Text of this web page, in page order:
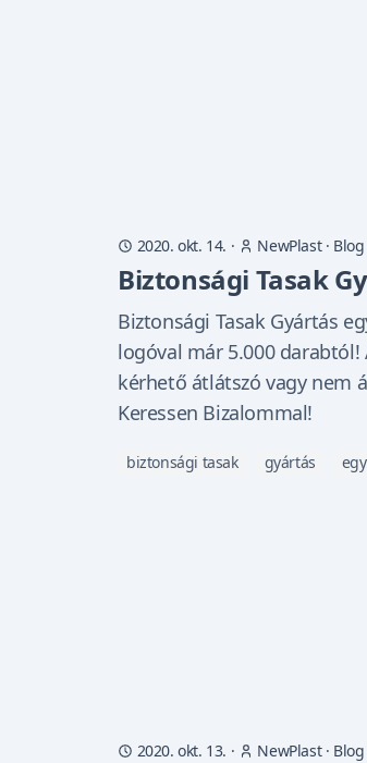
2020. okt. 14. · NewPlast· Blog
Biztonsági Tasak
Biztonsági Tasak Gyártás
logóval már 5.000
kérhető átlátszó vagy nem
Keressen Bizalommal!
biztonsági tasak gyártás
2020. okt. 13. · NewPlast· Blog